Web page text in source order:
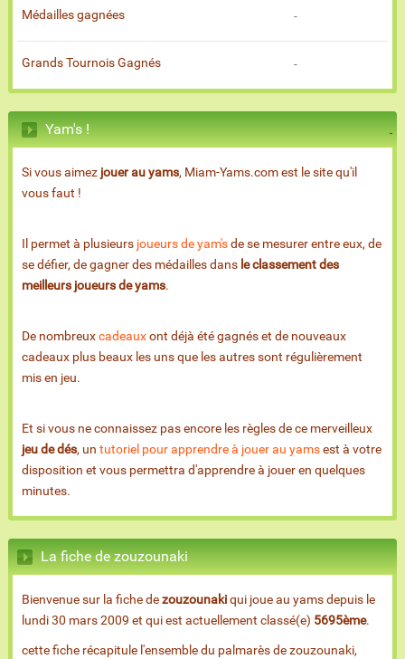
Médailles gagnées -
Grands Tournois Gagnés -
Yam's !
Si vous aimez jouer au yams, Miam-Yams.com est le site qu'il
vous faut !
Il permet à plusieurs joueurs de yam'sde se mesurer entre eux, de
se défier, de gagner des médailles dans le classement des
meilleurs joueurs de yams.
De nombreuxcadeauxont déjà été gagnés et de nouveaux
cadeaux plus beaux les uns que les autres sont régulièrement
mis en jeu.
Et si vous ne connaissez pas encore les règles de ce merveilleux
jeu de dés, un tutoriel pour apprendre à jouer au yamsest à votre
disposition et vous permettra d'apprendre à jouer en quelques
minutes.
La fiche de zouzounaki
Bienvenue sur la fiche dezouzounakiqui joue au yams depuis le
lundi 30 mars 2009 et qui est actuellement classé(e) 5695ème.
cette fiche récapitule l'ensemble du palmarès de zouzounaki,